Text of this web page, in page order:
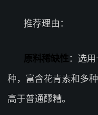
推荐理由：
原料稀缺性：选
种，富含花青素和多
高于普通醪糟。